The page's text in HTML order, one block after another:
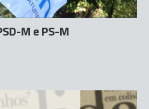
M e PS-M